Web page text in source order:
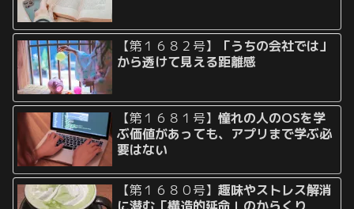
【第１６８２号】
「うちの会社では」
から透けて見える距離感
【第１６８１号】憧れの人のOSを学
ぶ価値があっても、アプリまで学ぶ必
要はない
【第１６８０号】趣味やストレス解消